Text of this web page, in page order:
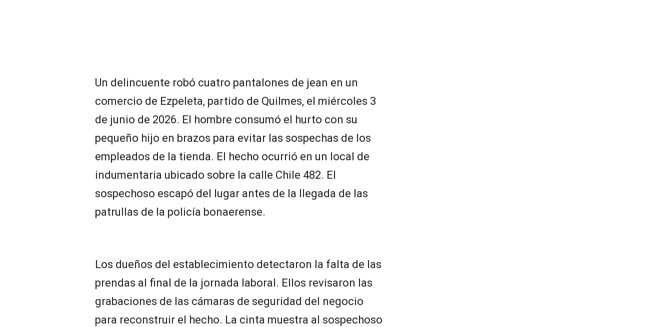
Un delincuente robó cuatro pantalones de jean en un
comercio de Ezpeleta, partido de Quilmes, el miércoles 3
de junio de 2026. El hombre consumó el hurto con su
pequeño hijo en brazos para evitar las sospechas de los
empleados de la tienda. El hecho ocurrió en un local de
indumentaria ubicado sobre la calle Chile 482. El
sospechoso escapó del lugar antes de la llegada de las
patrullas de la policía bonaerense.
Los dueños del establecimiento detectaron la falta de las
prendas al final de la jornada laboral. Ellos revisaron las
grabaciones de las cámaras de seguridad del negocio
para reconstruir el hecho. La cinta muestra al sospechoso